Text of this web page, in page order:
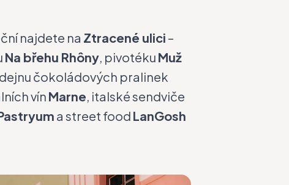
najdete na Ztracené ulici –
Na břehu Rhôny, pivotéku Muž
čokoládových pralinek
vínMarne, italské sendviče
a street food LanGosh